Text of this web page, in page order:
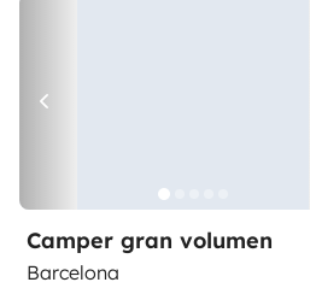
Camper gran volumen
Barcelona